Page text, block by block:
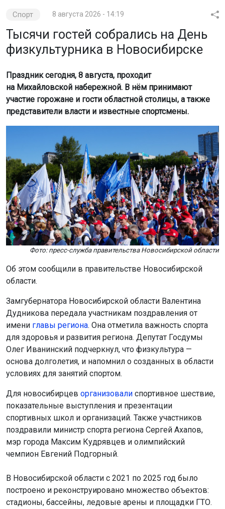
Спорт 8 августа 2026 - 14:19
Тысячи гостей собрались на День
физкультурника в Новосибирске
Праздник сегодня, 8 августа, проходит
на Михайловской набережной. В нём принимают
участие горожане и гости областной столицы, а также
представители власти и известные спортсмены.
Фото: пресс-служба правительства Новосибирской области
Об этом сообщили в правительстве Новосибирской
области.
Замгубернатора Новосибирской области Валентина
Дудникова передала участникам поздравления от
имени главы региона. Она отметила важность спорта
для здоровья и развития региона. Депутат Госдумы
Олег Иванинский подчеркнул, что физкультура —
основа долголетия, и напомнил о созданных в области
условиях для занятий спортом.
Для новосибирцев организовали спортивное шествие,
показательные выступления и презентации
спортивных школ и организаций. Также участников
поздравили министр спорта региона Сергей Ахапов,
мэр города Максим Кудрявцев и олимпийский
чемпион Евгений Подгорный.
В Новосибирской области с 2021 по 2025 год было
построено и реконструировано множество объектов:
стадионы, бассейны, ледовые арены и площадки ГТО.